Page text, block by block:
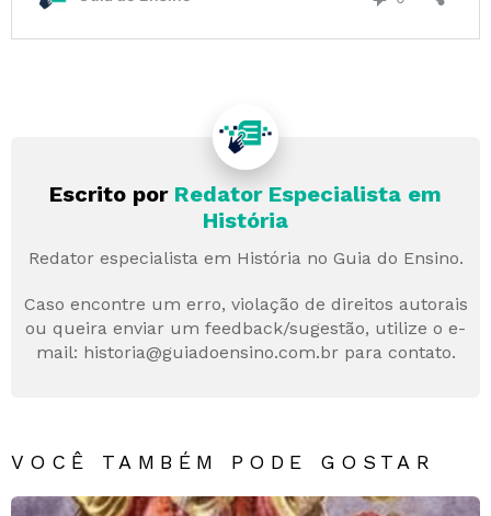
Escrito por Redator Especialista em
História
Redator especialista em História no Guia do Ensino.
Caso encontre um erro, violação de direitos autorais
ou queira enviar um feedback/sugestão, utilize o e-
mail: historia@guiadoensino.com.br para contato.
VOCÊ TAMBÉM PODE GOSTAR